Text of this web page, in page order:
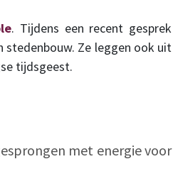
. Tijdens een recent gesprek
stedenbouw. Ze leggen ook uit
tijdsgeest.
met energie voor